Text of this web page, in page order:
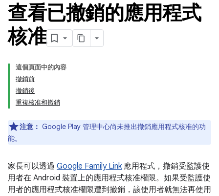
查看已撤銷的應用程式
核准
這個頁面中的內容
撤銷前
撤銷後
重複核准和撤銷
注意： Google Play 管理中心尚未推出撤銷應用程式核准的功
能。
家長可以透過 Google Family Link應用程式，撤銷受監護使
用者在 Android 裝置上的應用程式核准權限。如果受監護使
用者的應用程式核准權限遭到撤銷，該使用者就無法再使用